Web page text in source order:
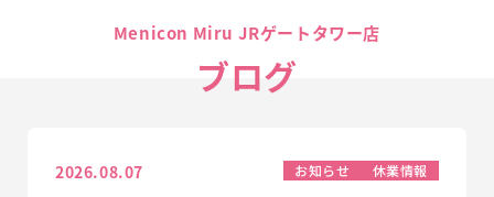
Menicon Miru JRゲートタワー店
ブログ
2026.08.07 お知らせ 休業情報